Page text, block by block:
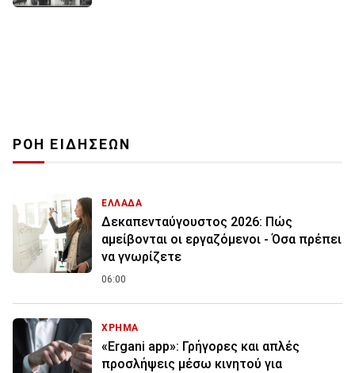
ΡΟΗ ΕΙΔΗΣΕΩΝ
ΕΛΛΑΔΑ
Δεκαπενταύγουστος 2026: Πώς
αμείβονται οι εργαζόμενοι - Όσα πρέπει
να γνωρίζετε
06:00
ΧΡΗΜΑ
«Ergani app»: Γρήγορες και απλές
προσλήψεις μέσω κινητού για